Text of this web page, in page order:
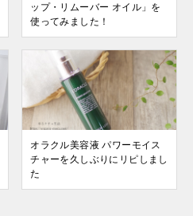
ップ・リムーバー オイル」を
使ってみました！
オラクル美容液 パワーモイス
チャーを久しぶりにリピしまし
た